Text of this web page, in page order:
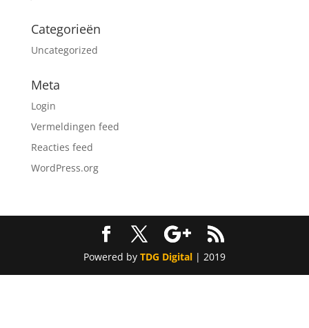
Categorieën
Uncategorized
Meta
Login
Vermeldingen feed
Reacties feed
WordPress.org
Powered by TDG Digital| 2019